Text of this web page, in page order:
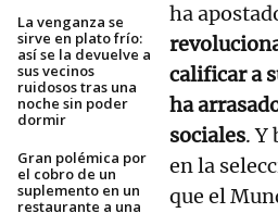
La venganza se
sirve en plato frío:
así se la devuelve a
sus vecinos
ruidosos tras una
noche sin poder
dormir
Gran polémica por
el cobro de un
suplemento en un
restaurante a una
ha
calificar a
ha
sociales. Y
en la
que el